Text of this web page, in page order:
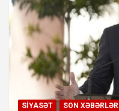
SIYASƏT SON XƏBƏRLƏR